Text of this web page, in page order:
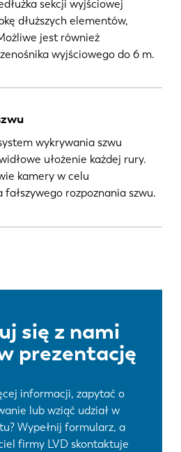
sekcji wyjściowej
dłuższych elementów,
jest również
wyjściowego do 6 m.
wykrywania szwu
ułożenie każdej rury.
kamery w celu
rozpoznania szwu.
się z nami
prezentację
informacji, zapytać o
lub wziąć udział w
Wypełnij formularz, a
firmy LVD skontaktuje